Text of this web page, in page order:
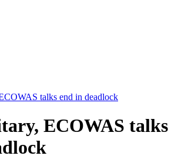
talks end in deadlock
ECOWAS talks